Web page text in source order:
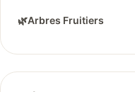
🌿Arbres Fruitiers